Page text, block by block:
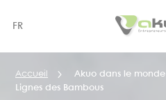
principal
FR
Accueil Akuo dans le monde
Lignes des Bambous